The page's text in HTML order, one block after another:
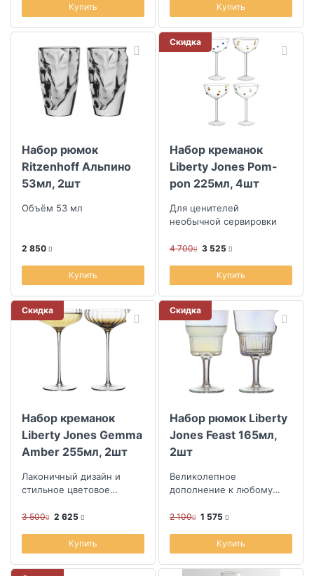
Купить Купить
Набор рюмок
Ritzenhoff Альпино
53мл, 2шт
Объём 53 мл
2 850
Купить
Скидка
Набор креманок
Liberty Jones Pom-
pon 225мл, 4шт
Для ценителей
необычной сервировки
4 700 3 525
Купить
Скидка
Набор креманок
Liberty Jones Gemma
Amber 255мл, 2шт
Лаконичный дизайн и
стильное цветовое
янтарными акцентами
3 500 2 625
Купить
Скидка
Набор рюмок Liberty
Jones Feast 165мл,
2шт
Великолепное
дополнение к любому
2 100 1 575
Купить